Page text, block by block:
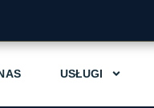
USŁUGI